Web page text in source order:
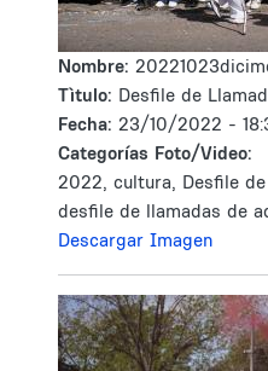
Nombre:
Tìtulo: Desfile de
Fecha: 23/10/2022 -
Categorías Foto/Video:
2022, cultura, Desfile
desfile de llamadas de
Descargar Imagen